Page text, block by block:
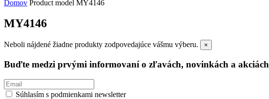
Domov Product model MY4146
MY4146
Neboli nájdené žiadne produkty zodpovedajúce vášmu výberu. ×
Buďte medzi prvými informovaní o zľavách, novinkách a akciách
Súhlasím s podmienkami newsletter